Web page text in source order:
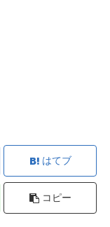
はてブ
コピー